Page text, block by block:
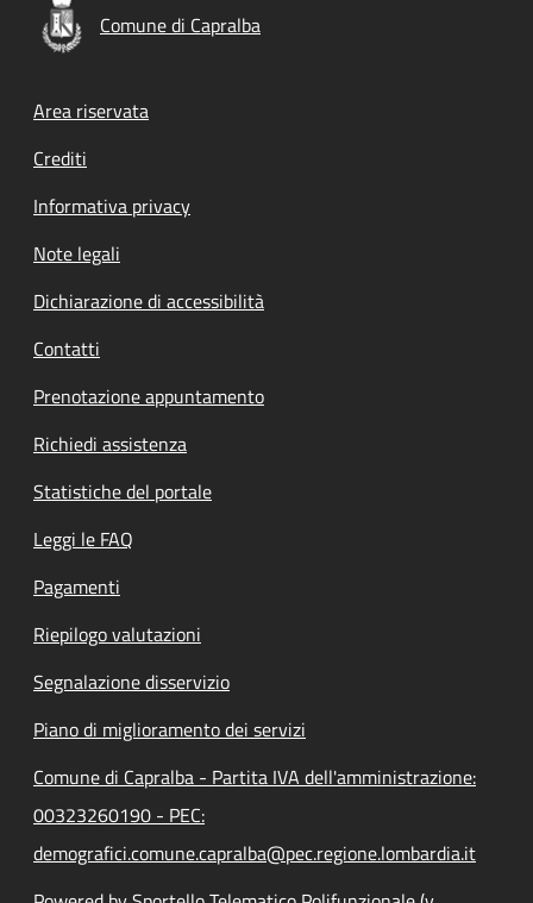
Comune di Capralba
Footer menu
Area riservata
Crediti
Informativa privacy
Note legali
Dichiarazione di accessibilità
Contatti
Prenotazione appuntamento
Richiedi assistenza
Statistiche del portale
Leggi le FAQ
Pagamenti
Riepilogo valutazioni
Segnalazione disservizio
Piano di miglioramento dei servizi
Comune di Capralba - Partita IVA dell'amministrazione:
00323260190 - PEC:
demografici.comune.capralba@pec.regione.lombardia.it